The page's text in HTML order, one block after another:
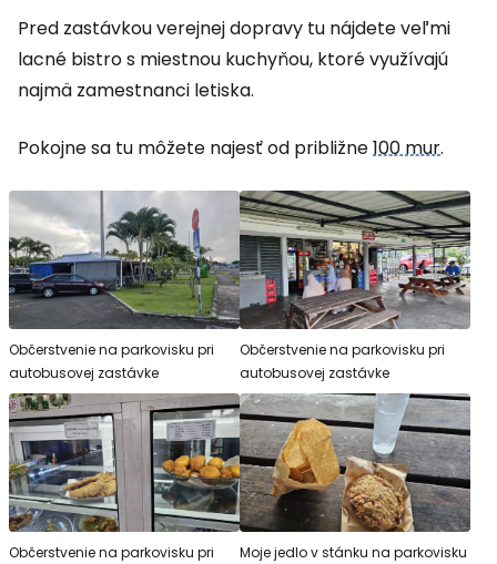
Pred zastávkou verejnej dopravy tu nájdete veľmi
lacné bistro s miestnou kuchyňou, ktoré využívajú
najmä zamestnanci letiska.
Pokojne sa tu môžete najesť od približne100 mur.
Občerstvenie na parkovisku pri
autobusovej zastávke
Občerstvenie na parkovisku pri
autobusovej zastávke
Občerstvenie na parkovisku pri
Moje jedlo v stánku na parkovisku